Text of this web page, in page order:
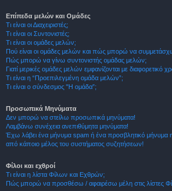
Επίπεδα μελών και Ομάδες
Τι είναι οι Διαχειριστές;
Τι είναι οι Συντονιστές;
Τι είναι οι ομάδες μελών;
Πού είναι οι ομάδες μελών και πώς μπορώ να
Πώς μπορώ να γίνω συντονιστής ομάδας μελών;
Γιατί μερικές ομάδες μελών εμφανίζονται με διαφορετικό
Τι είναι η “Προεπιλεγμένη ομάδα μελών”;
Τι είναι ο σύνδεσμος "Η ομάδα”;
Προσωπικά Μηνύματα
Δεν μπορώ να στείλω προσωπικά μηνύματα!
Λαμβάνω συνέχεια ανεπιθύμητα μηνύματα!
Έχω λάβει ένα μήνυμα spam ή ένα προσβλητικό μήνυμα
από κάποιο μέλος του συστήματος συζητήσεων!
Φίλοι και εχθροί
Τι είναι η λίστα Φίλων και Εχθρών;
Πώς μπορώ να προσθέσω / αφαιρέσω μέλη στις λίστες